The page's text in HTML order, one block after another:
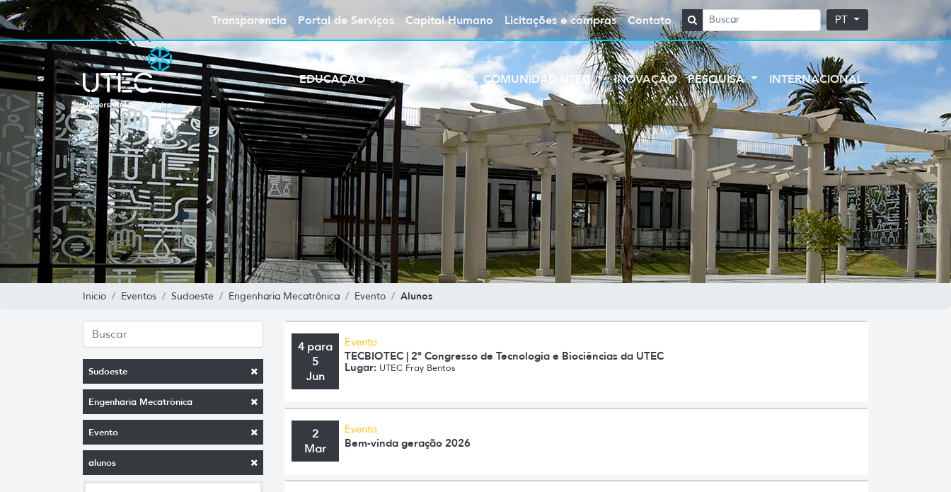
Transparencia Portal de Serviços Capital Humano Licitações e compras Contato PT
EDUCAÇÃO SOBRE A UTEC COMUNIDAD UTEC INOVAÇÃO PESQUISA INTERNACIONAL
Inicio Eventos Sudoeste Engenharia Mecatrônica Evento Alunos
Sudoeste
Engenharia Mecatrônica
Evento
alunos
4 para
5
Jun
Evento
TECBIOTEC | 2º Congresso de Tecnologia e Biociências da UTEC
Lugar: UTEC Fray Bentos
2
Mar
Evento
Bem-vinda geração 2026